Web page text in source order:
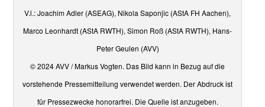
V.l.: Joachim Adler (ASEAG), Nikola Saponjic (AStA FH Aachen),
Marco Leonhardt (AStA RWTH), Simon Roß (AStA RWTH), Hans-
Peter Geulen (AVV)
© 2024 AVV / Markus Vogten. Das Bild kann in Bezug auf die
vorstehende Pressemitteilung verwendet werden. Der Abdruck ist
für Pressezwecke honorarfrei. Die Quelle ist anzugeben.